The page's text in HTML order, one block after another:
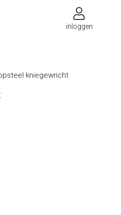
inloggen
kniegewricht